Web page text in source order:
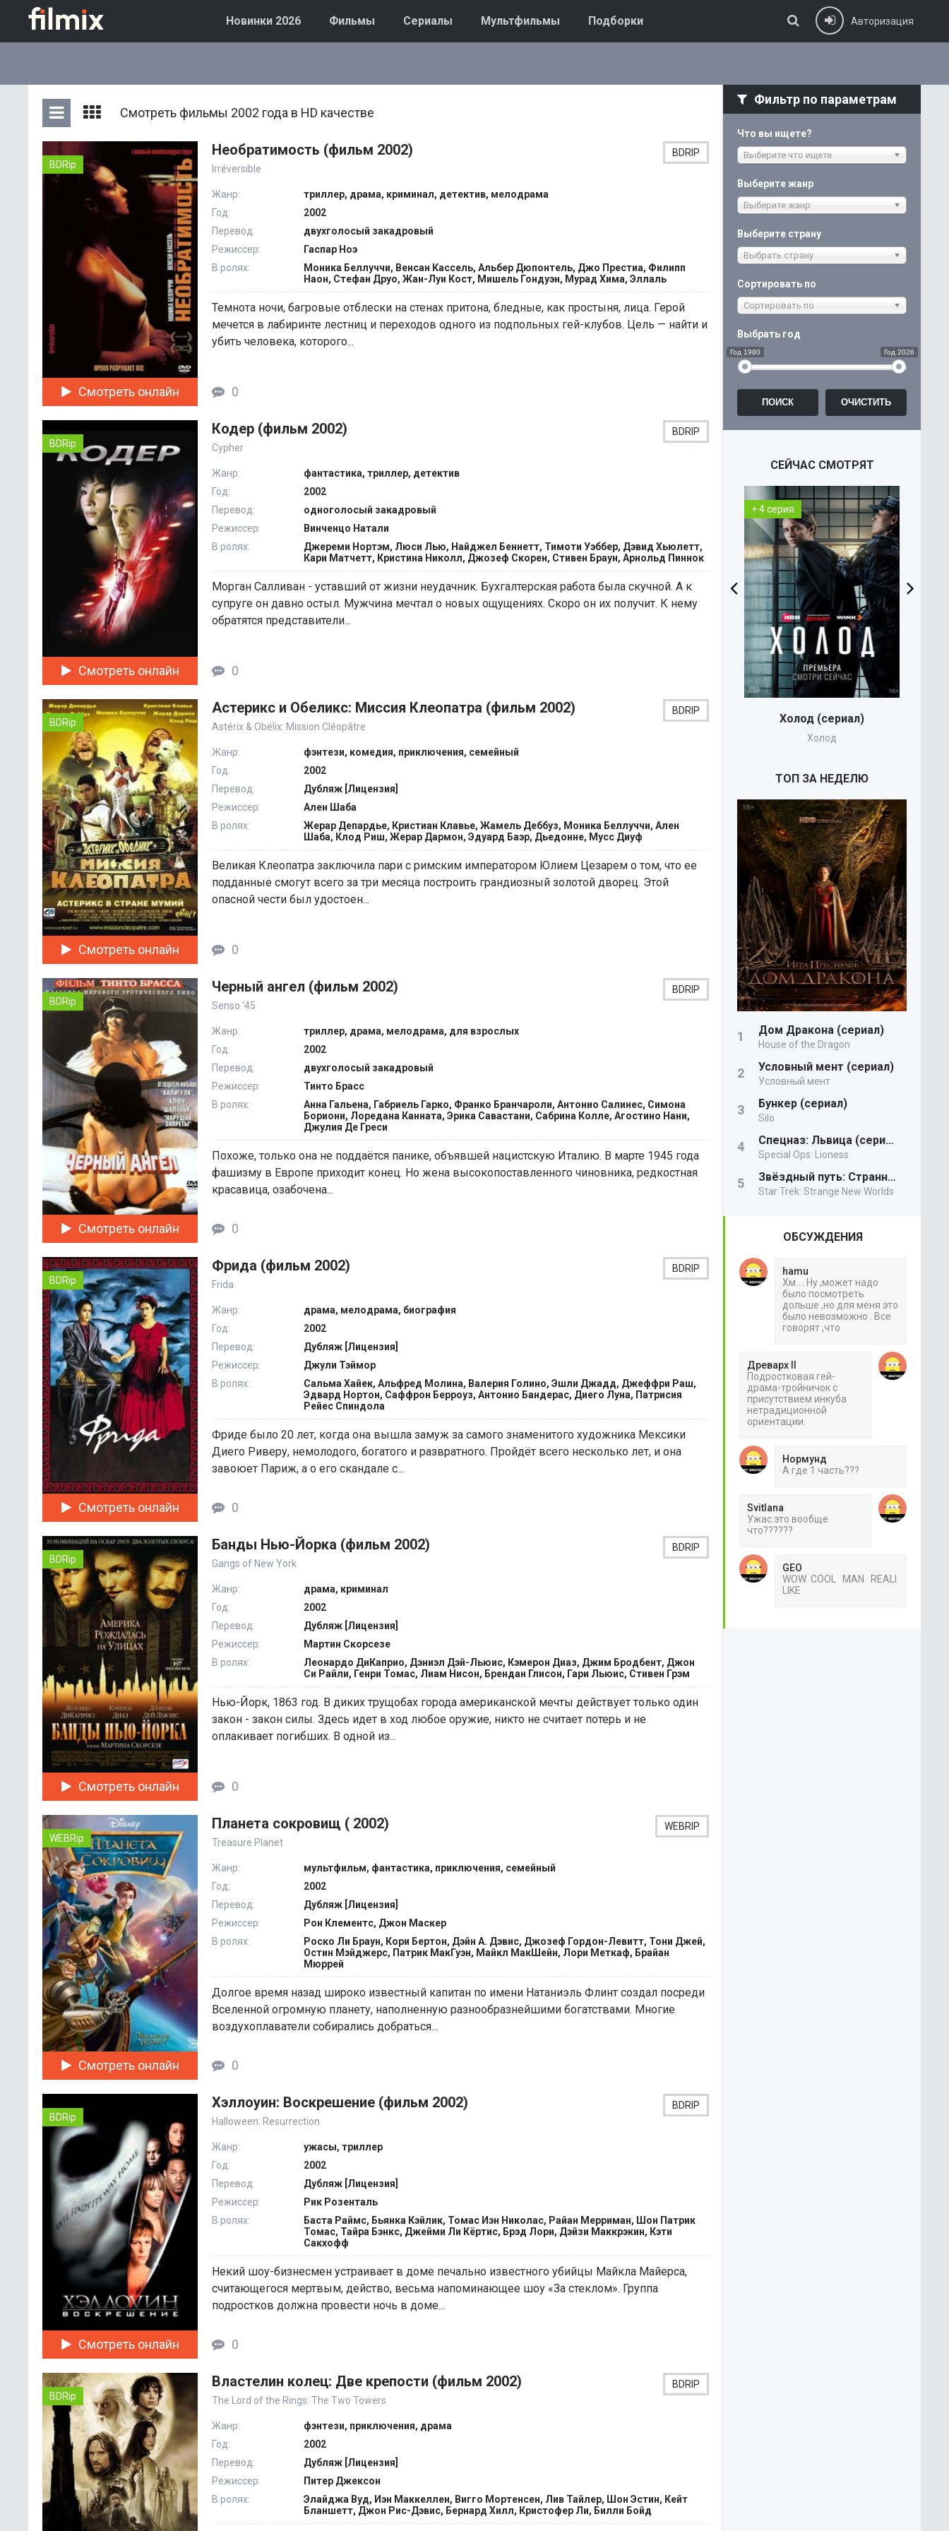
Новинки 2026 Фильмы Сериалы Мультфильмы Подборки Авторизация
Смотреть фильмы 2002 года в HD качестве
BDRip
Необратимость (фильм 2002)
Irréversible
BDRIP
Жанр:
триллер, драма, криминал, детектив, мелодрама
Год:
2002
Перевод:
двухголосый закадровый
Режиссер:
Гаспар Ноэ
В ролях:
Моника Беллуччи, Венсан Кассель, Альбер Дюпонтель, Джо Престиа, Филипп
Наон, Стефан Друо, Жан-Луи Кост, Мишель Гондуэн, Мурад Хима, Эллаль
Темнота ночи, багровые отблески на стенах притона, бледные, как простыня, лица. Герой
мечется в лабиринте лестниц и переходов одного из подпольных гей-клубов. Цель — найти и
убить человека, которого...
Смотреть онлайн 0
BDRip
Кодер (фильм 2002)
Cypher
BDRIP
Жанр:
фантастика, триллер, детектив
Год:
2002
Перевод:
одноголосый закадровый
Режиссер:
Винченцо Натали
В ролях:
Джереми Нортэм, Люси Лью, Найджел Беннетт, Тимоти Уэббер, Дэвид Хьюлетт,
Кари Матчетт, Кристина Николл, Джозеф Скорен, Стивен Браун, Арнольд Пиннок
Морган Салливан - уставший от жизни неудачник. Бухгалтерская работа была скучной. А к
супруге он давно остыл. Мужчина мечтал о новых ощущениях. Скоро он их получит. К нему
обратятся представители...
Смотреть онлайн 0
BDRip
Астерикс и Обеликс: Миссия Клеопатра (фильм 2002)
Astérix & Obélix: Mission Cléopâtre
BDRIP
Жанр:
фэнтези, комедия, приключения, семейный
Год:
2002
Перевод:
Дубляж [Лицензия]
Режиссер:
Ален Шаба
В ролях:
Жерар Депардье, Кристиан Клавье, Жамель Деббуз, Моника Беллуччи, Ален
Шаба, Клод Риш, Жерар Дармон, Эдуард Баэр, Дьедонне, Мусс Диуф
Великая Клеопатра заключила пари с римским императором Юлием Цезарем о том, что ее
подданные смогут всего за три месяца построить грандиозный золотой дворец. Этой
опасной чести был удостоен...
Смотреть онлайн 0
BDRip
Черный ангел (фильм 2002)
Senso '45
BDRIP
Жанр:
триллер, драма, мелодрама, для взрослых
Год:
2002
Перевод:
двухголосый закадровый
Режиссер:
Тинто Брасс
В ролях:
Анна Гальена, Габриель Гарко, Франко Бранчароли, Антонио Салинес, Симона
Бориони, Лоредана Канната, Эрика Савастани, Сабрина Колле, Агостино Нани,
Джулия Де Греси
Похоже, только она не поддаётся панике, объявшей нацистскую Италию. В марте 1945 года
фашизму в Европе приходит конец. Но жена высокопоставленного чиновника, редкостная
красавица, озабочена...
Смотреть онлайн 0
BDRip
Фрида (фильм 2002)
Frida
BDRIP
Жанр:
драма, мелодрама, биография
Год:
2002
Перевод:
Дубляж [Лицензия]
Режиссер:
Джули Тэймор
В ролях:
Сальма Хайек, Альфред Молина, Валерия Голино, Эшли Джадд, Джеффри Раш,
Эдвард Нортон, Саффрон Берроуз, Антонио Бандерас, Диего Луна, Патрисия
Рейес Спиндола
Фриде было 20 лет, когда она вышла замуж за самого знаменитого художника Мексики
Диего Риверу, немолодого, богатого и развратного. Пройдёт всего несколько лет, и она
завоюет Париж, а о его скандале с...
Смотреть онлайн 0
BDRip
Банды Нью-Йорка (фильм 2002)
Gangs of New York
BDRIP
Жанр:
драма, криминал
Год:
2002
Перевод:
Дубляж [Лицензия]
Режиссер:
Мартин Скорсезе
В ролях:
Леонардо ДиКаприо, Дэниэл Дэй-Льюис, Кэмерон Диаз, Джим Бродбент, Джон
Си Райли, Генри Томас, Лиам Нисон, Брендан Глисон, Гари Льюис, Стивен Грэм
Нью-Йорк, 1863 год. В диких трущобах города американской мечты действует только один
закон - закон силы. Здесь идет в ход любое оружие, никто не считает потерь и не
оплакивает погибших. В одной из...
Смотреть онлайн 0
WEBRip
Планета сокровищ ( 2002)
Treasure Planet
WEBRIP
Жанр:
мультфильм, фантастика, приключения, семейный
Год:
2002
Перевод:
Дубляж [Лицензия]
Режиссер:
Рон Клементс, Джон Маскер
В ролях:
Роско Ли Браун, Кори Бертон, Дэйн А. Дэвис, Джозеф Гордон-Левитт, Тони Джей,
Остин Мэйджерс, Патрик МакГуэн, Майкл МакШейн, Лори Меткаф, Брайан
Мюррей
Долгое время назад широко известный капитан по имени Натаниэль Флинт создал посреди
Вселенной огромную планету, наполненную разнообразнейшими богатствами. Многие
воздухоплаватели собирались добраться...
Смотреть онлайн 0
BDRip
Хэллоуин: Воскрешение (фильм 2002)
Halloween: Resurrection
BDRIP
Жанр:
ужасы, триллер
Год:
2002
Перевод:
Дубляж [Лицензия]
Режиссер:
Рик Розенталь
В ролях:
Баста Раймс, Бьянка Кэйлик, Томас Иэн Николас, Райан Мерриман, Шон Патрик
Томас, Тайра Бэнкс, Джейми Ли Кёртис, Брэд Лори, Дэйзи Маккрэкин, Кэти
Сакхофф
Некий шоу-бизнесмен устраивает в доме печально известного убийцы Майкла Майерса,
считающегося мертвым, действо, весьма напоминающее шоу «За стеклом». Группа
подростков должна провести ночь в доме...
Смотреть онлайн 0
BDRip
Властелин колец: Две крепости (фильм 2002)
The Lord of the Rings: The Two Towers
BDRIP
Жанр:
фэнтези, приключения, драма
Год:
2002
Перевод:
Дубляж [Лицензия]
Режиссер:
Питер Джексон
В ролях:
Элайджа Вуд, Иэн Маккеллен, Вигго Мортенсен, Лив Тайлер, Шон Эстин, Кейт
Бланшетт, Джон Рис-Дэвис, Бернард Хилл, Кристофер Ли, Билли Бойд
Фильтр по параметрам
Что вы ищете?
Выберите что ищете
Выберите жанр
Выберите жанр
Выберите страну
Выбрать страну
Сортировать по
Сортировать по
Выбрать год
Год 1980 Год 2026
СЕЙЧАС СМОТРЯТ
+ 4 серия
Холод (сериал)
Холод
ТОП ЗА НЕДЕЛЮ
Дом Дракона (сериал)
House of the Dragon
Условный мент (сериал)
Условный мент
Бункер (сериал)
Silo
Спецназ: Львица (сериал)
Special Ops: Lioness
Звёздный путь: Странные новые миры
Star Trek: Strange New Worlds
ОБСУЖДЕНИЯ
hamu
Хм ... Ну ,может надо
было посмотреть
дольше ,но для меня это
было невозможно . Все
говорят ,что
Древарх II
Подростковая гей-
драма-тройничок с
присутствием инкуба
нетрадиционной
ориентации.
Нормунд
А где 1 часть???
Svitlana
Ужас.это вообще
что??????
GEO
WOW COOL MAN REALI
LIKE